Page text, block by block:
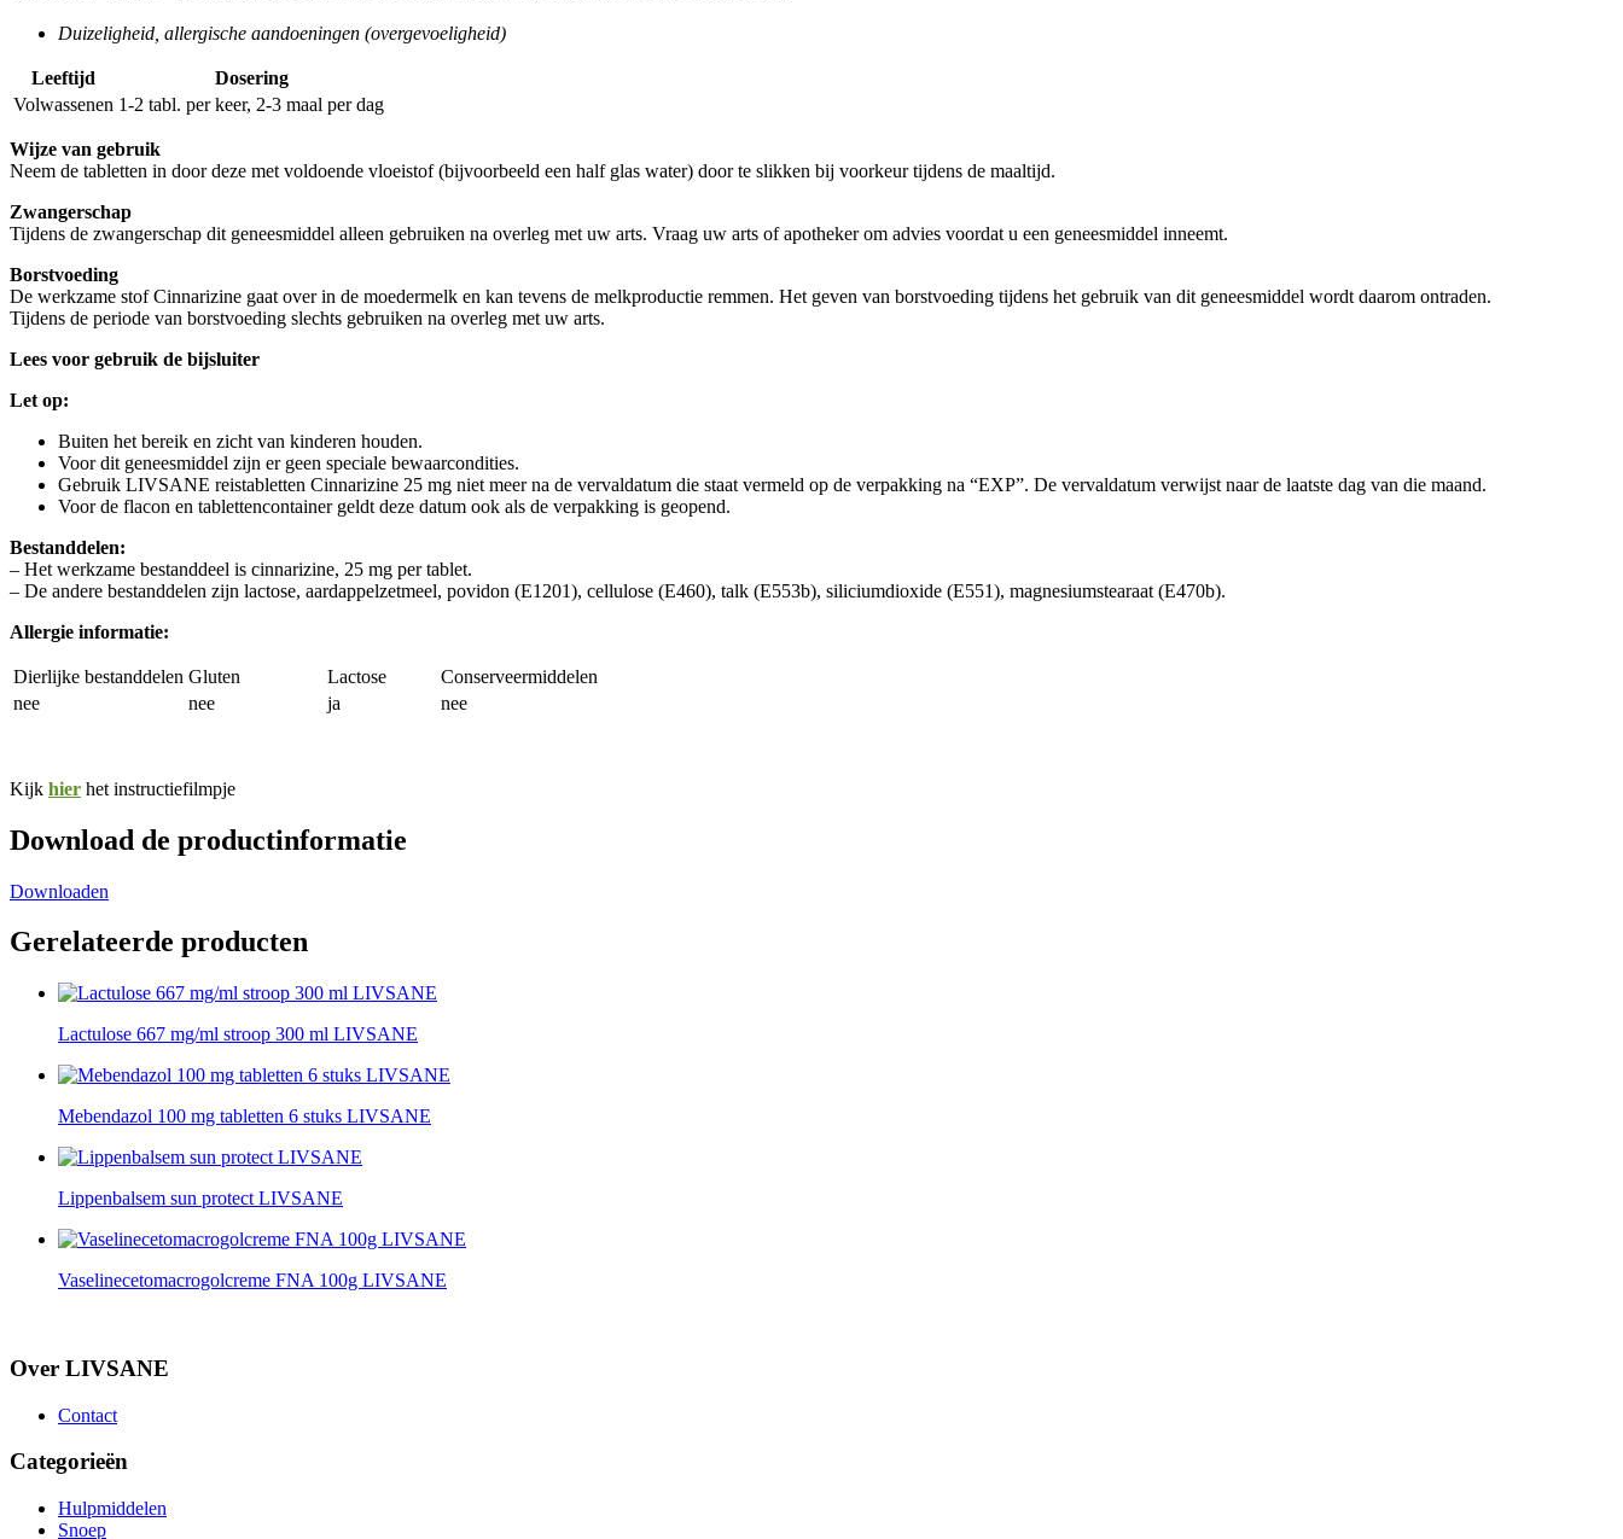
Duizeligheid, allergische aandoeningen (overgevoeligheid)
Leeftijd
Dosering
Volwassenen 1-2 tabl. per keer, 2-3 maal per dag
Wijze van gebruik
Neem de tabletten in door deze met voldoende vloeistof (bijvoorbeeld een half glas water) door te slikken bij voorkeur tijdens de maaltijd.
Zwangerschap
Tijdens de zwangerschap dit geneesmiddel alleen gebruiken na overleg met uw arts. Vraag uw arts of apotheker om advies voordat u een geneesmiddel inneemt.
Borstvoeding
De werkzame stof Cinnarizine gaat over in de moedermelk en kan tevens de melkproductie remmen. Het geven van borstvoeding tijdens het gebruik van dit geneesmiddel wordt daarom ontraden.
Tijdens de periode van borstvoeding slechts gebruiken na overleg met uw arts.
Lees voor gebruik de bijsluiter
Let op:
Buiten het bereik en zicht van kinderen houden.
Voor dit geneesmiddel zijn er geen speciale bewaarcondities.
Gebruik LIVSANE reistabletten Cinnarizine 25 mg niet meer na de vervaldatum die staat vermeld op de verpakking na “EXP”. De vervaldatum verwijst naar de laatste dag van die maand.
Voor de flacon en tablettencontainer geldt deze datum ook als de verpakking is geopend.
Bestanddelen:
– Het werkzame bestanddeel is cinnarizine, 25 mg per tablet.
– De andere bestanddelen zijn lactose, aardappelzetmeel, povidon (E1201), cellulose (E460), talk (E553b), siliciumdioxide (E551), magnesiumstearaat (E470b).
Allergie informatie:
Dierlijke bestanddelen Gluten Lactose
Conserveermiddelen
nee
nee ja nee
Kijk hier het instructiefilmpje
Download de productinformatie
Downloaden
Gerelateerde producten
Lactulose 667 mg/ml stroop 300 ml LIVSANE
Mebendazol 100 mg tabletten 6 stuks LIVSANE
Lippenbalsem sun protect LIVSANE
Vaselinecetomacrogolcreme FNA 100g LIVSANE
Over LIVSANE
Contact
Categorieën
Hulpmiddelen
Snoep